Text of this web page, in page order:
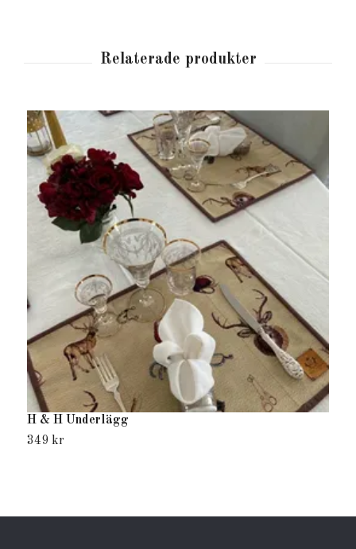
H & H Underlägg
349 kr